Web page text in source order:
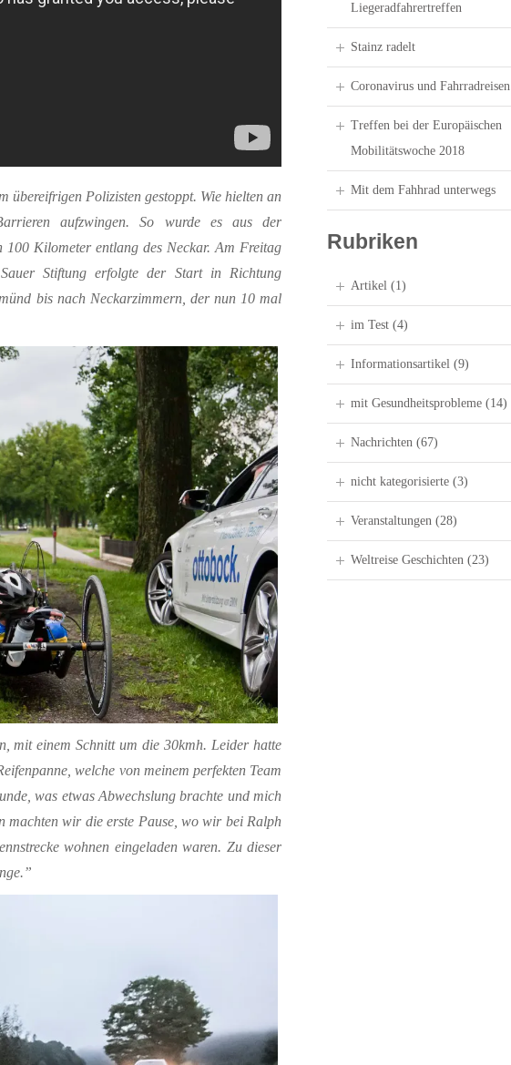
übereifrigen Polizisten gestoppt. Wie hielten an
aufzwingen. So wurde es aus der
Kilometer entlang des Neckar. Am Freitag
Stiftung erfolgte der Start in Richtung
bis nach Neckarzimmern, der nun 10 mal
mit einem Schnitt um die 30kmh. Leider hatte
welche von meinem perfekten Team
was etwas Abwechslung brachte und mich
machten wir die erste Pause, wo wir bei Ralph
wohnen eingeladen waren. Zu dieser
Liegeradfahrertreffen
Stainz radelt
Coronavirus und Fahrradreisen
Treffen bei der Europäischen
Mobilitätswoche 2018
Mit dem Fahhrad unterwegs
Rubriken
Artikel (1)
im Test (4)
Informationsartikel (9)
mit Gesundheitsprobleme (14)
Nachrichten (67)
nicht kategorisierte (3)
Veranstaltungen (28)
Weltreise Geschichten (23)